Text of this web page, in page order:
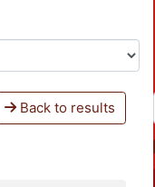
Back to results